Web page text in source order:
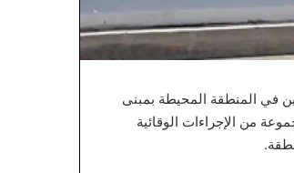
في المنطقة المحيطة بمبنى
من الإجراءات الوقائية